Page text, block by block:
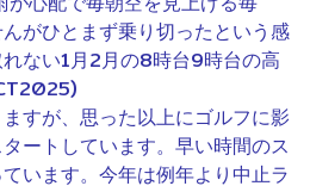
がひとまず乗り切ったという感
ない1月2月の8時台9時台の高
すが、思った以上にゴルフに影
ートしています。早い時間のス
います。今年は例年より中止ラ